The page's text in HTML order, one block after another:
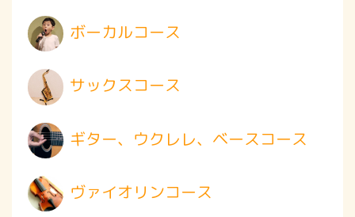
ボーカルコース
サックスコース
ギター、ウクレレ、ベースコース
ヴァイオリンコース